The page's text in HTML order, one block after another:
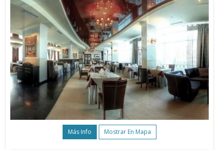
Más Info Mostrar En Mapa